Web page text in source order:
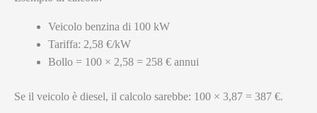
Veicolo benzina di 100 kW
Tariffa: 2,58 €/kW
Bollo = 100 × 2,58 = 258 € annui
Se il veicolo è diesel, il calcolo sarebbe: 100 × 3,87 = 387 €.